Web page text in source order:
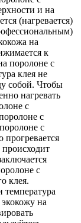
и на
(нагревается)
на
к
поролоне с
клея не
собой. Чтобы
нагревать
с
с
с
с
клея.
температура
на